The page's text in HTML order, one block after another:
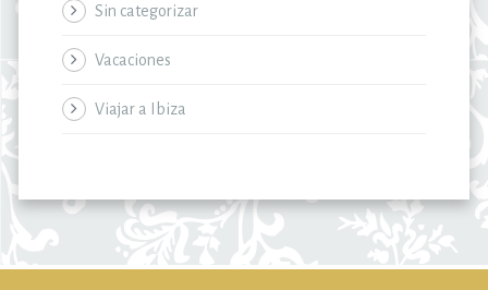
Sin categorizar
Vacaciones
Viajar a Ibiza